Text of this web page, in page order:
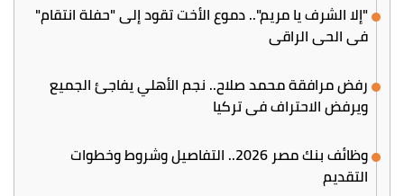
"إلا الشرف يا مريم".. دموع الأخت تقود إلى "حفلة انتقام"
في الحي الراقي
رفض مرافقة محمد صلاح.. نجم الأهلي يفاجئ الجميع
ويرفض الاحتراف في تركيا
وظائف بنك مصر 2026.. التفاصيل وشروط وخطوات
التقديم